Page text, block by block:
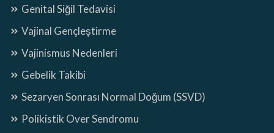
Genital Siğil Tedavisi
Vajinal Gençleştirme
Vajinismus Nedenleri
Gebelik Takibi
Sezaryen Sonrası Normal Doğum (SSVD)
Polikistik Over Sendromu